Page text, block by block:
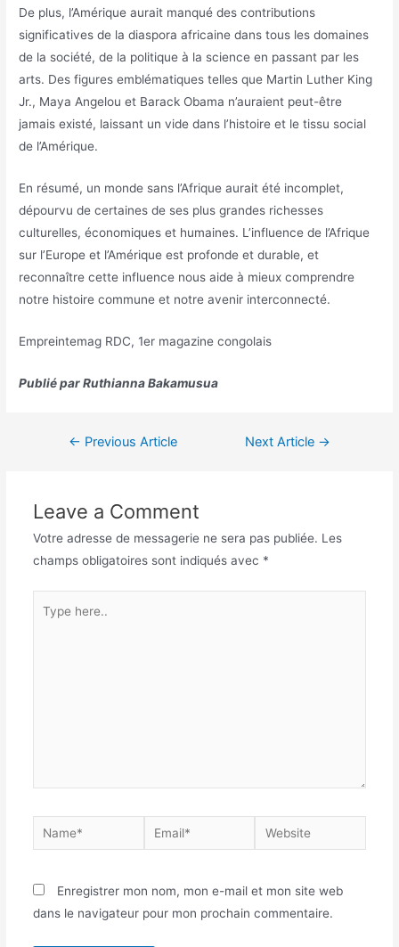
De plus, l’Amérique aurait manqué des contributions
significatives de la diaspora africaine dans tous les domaines
de la société, de la politique à la science en passant par les
arts. Des figures emblématiques telles que Martin Luther King
Jr., Maya Angelou et Barack Obama n’auraient peut-être
jamais existé, laissant un vide dans l’histoire et le tissu social
de l’Amérique.
En résumé, un monde sans l’Afrique aurait été incomplet,
dépourvu de certaines de ses plus grandes richesses
culturelles, économiques et humaines. L’influence de l’Afrique
sur l’Europe et l’Amérique est profonde et durable, et
reconnaître cette influence nous aide à mieux comprendre
notre histoire commune et notre avenir interconnecté.
Empreintemag RDC, 1er magazine congolais
Publié par Ruthianna Bakamusua
← Previous Article Next Article →
Leave a Comment
Votre adresse de messagerie ne sera pas publiée. Les
champs obligatoires sont indiqués avec *
Enregistrer mon nom, mon e-mail et mon site web
dans le navigateur pour mon prochain commentaire.